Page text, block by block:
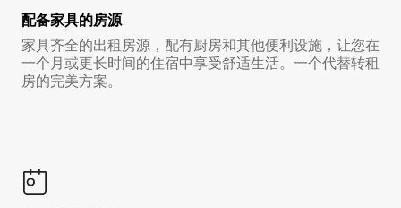
配备家具的房源
家具齐全的出租房源，配有厨房和其他便利设施，让您在
一个月或更长时间的住宿中享受舒适生活。一个代替转租
房的完美方案。